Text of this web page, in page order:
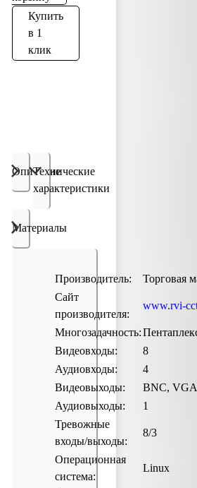
Купить
в 1
клик
Описание
Технические
характеристики
Материалы
Производитель:
Торговая
Сайт
производителя:
www.rvi-
Многозадачность:
Видеовходы:
8
Аудиовходы:
4
Видеовыходы:
BNC,
Аудиовыходы:
1
Тревожные
входы/выходы:
8/3
Операционная
система:
Linux